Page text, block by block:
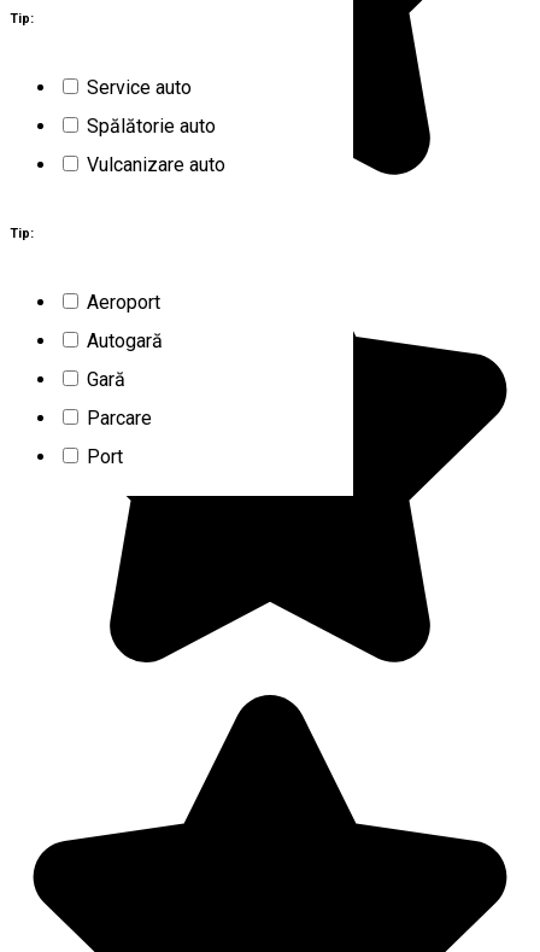
Tip:
Service auto
Spălătorie auto
Vulcanizare auto
Tip:
Aeroport
Autogară
Gară
Parcare
Port